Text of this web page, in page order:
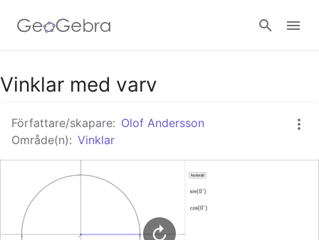
Google Classroom - Interaktiva lektioner
GeoGebra Classroom - Interaktiva lektioner
Vinklar med varv
Författare/skapare: Olof Andersson
Område(n): Vinklar